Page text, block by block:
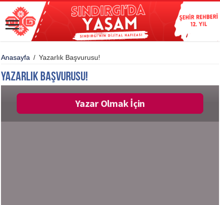
Anasayfa / Yazarlık Başvurusu!
Yazarlık Başvurusu!